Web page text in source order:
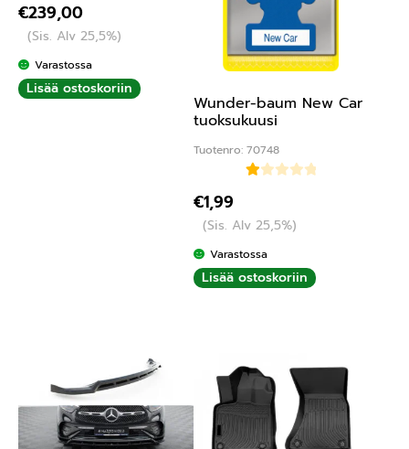
€239,00
(Sis. Alv 25,5%)
Varastossa
Lisää ostoskoriin
Wunder-baum New Car
tuoksukuusi
Tuotenro: 70748
ste
tu
ott
1.
/ 5
€1,99
(Sis. Alv 25,5%)
Varastossa
Lisää ostoskoriin